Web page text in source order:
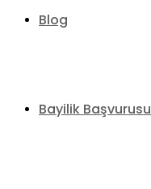
Blog
Bayilik Başvurusu